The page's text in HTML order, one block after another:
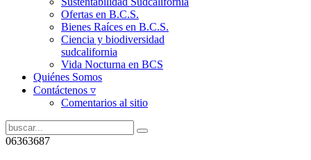
Ofertas en B.C.S.
Bienes Raíces en B.C.S.
Ciencia y biodiversidad
sudcalifornia
Vida Nocturna en BCS
Quiénes Somos
Contáctenos ▿
Comentarios al sitio
06363687